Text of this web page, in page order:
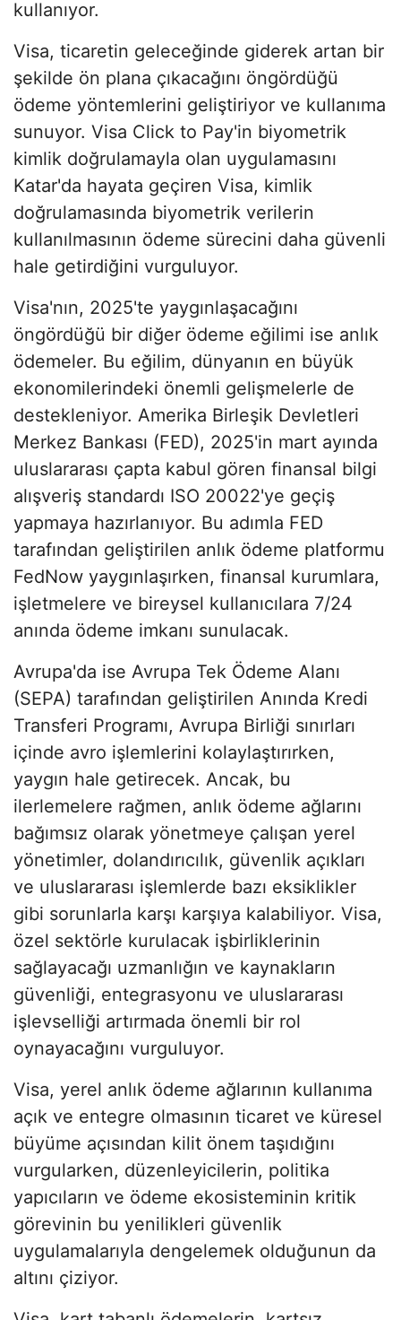
kullanıyor.
Visa, ticaretin geleceğinde giderek artan bir
şekilde ön plana çıkacağını öngördüğü
ödeme yöntemlerini geliştiriyor ve kullanıma
sunuyor. Visa Click to Pay'in biyometrik
kimlik doğrulamayla olan uygulamasını
Katar'da hayata geçiren Visa, kimlik
doğrulamasında biyometrik verilerin
kullanılmasının ödeme sürecini daha güvenli
hale getirdiğini vurguluyor.
Visa'nın, 2025'te yaygınlaşacağını
öngördüğü bir diğer ödeme eğilimi ise anlık
ödemeler. Bu eğilim, dünyanın en büyük
ekonomilerindeki önemli gelişmelerle de
destekleniyor. Amerika Birleşik Devletleri
Merkez Bankası (FED), 2025'in mart ayında
uluslararası çapta kabul gören finansal bilgi
alışveriş standardı ISO 20022'ye geçiş
yapmaya hazırlanıyor. Bu adımla FED
tarafından geliştirilen anlık ödeme platformu
FedNow yaygınlaşırken, finansal kurumlara,
işletmelere ve bireysel kullanıcılara 7/24
anında ödeme imkanı sunulacak.
Avrupa'da ise Avrupa Tek Ödeme Alanı
(SEPA) tarafından geliştirilen Anında Kredi
Transferi Programı, Avrupa Birliği sınırları
içinde avro işlemlerini kolaylaştırırken,
yaygın hale getirecek. Ancak, bu
ilerlemelere rağmen, anlık ödeme ağlarını
bağımsız olarak yönetmeye çalışan yerel
yönetimler, dolandırıcılık, güvenlik açıkları
ve uluslararası işlemlerde bazı eksiklikler
gibi sorunlarla karşı karşıya kalabiliyor. Visa,
özel sektörle kurulacak işbirliklerinin
sağlayacağı uzmanlığın ve kaynakların
güvenliği, entegrasyonu ve uluslararası
işlevselliği artırmada önemli bir rol
oynayacağını vurguluyor.
Visa, yerel anlık ödeme ağlarının kullanıma
açık ve entegre olmasının ticaret ve küresel
büyüme açısından kilit önem taşıdığını
vurgularken, düzenleyicilerin, politika
yapıcıların ve ödeme ekosisteminin kritik
görevinin bu yenilikleri güvenlik
uygulamalarıyla dengelemek olduğunun da
altını çiziyor.